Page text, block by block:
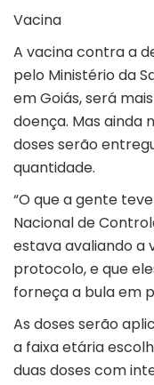
Vacina
A vacina contra a
pelo Ministério da
em Goiás, será
doença. Mas ainda
doses serão
quantidade.
“O que a gente
Nacional de
estava avaliando a
protocolo, e que
forneça a bula em
As doses serão
a faixa etária
duas doses com